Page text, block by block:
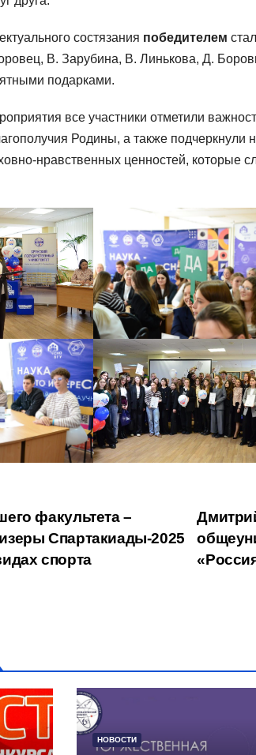
состязания победителем
В. Зарубина, В. Линькова, Д.
подарками.
все участники отметили
Родины, а также подчеркнули
нравственных ценностей, которые
факультета –
Спартакиады-2025
спорта
НОВОСТИ